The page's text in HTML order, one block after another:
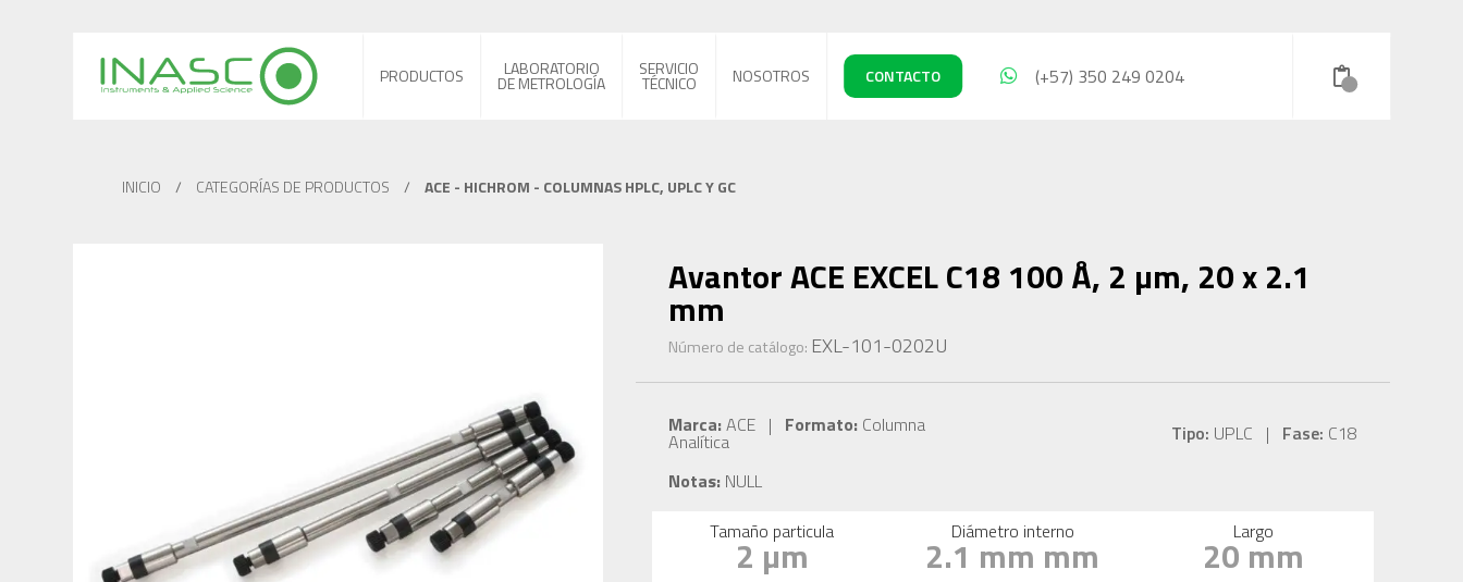
PRODUCTOS LABORATORIO
DE METROLOGÍA
SERVICIO
TÉCNICO NOSOTROS CONTACTO (+57) 350 249 0204
INICIO / CATEGORÍAS DE PRODUCTOS / ACE - HICHROM - COLUMNAS HPLC, UPLC Y GC
Avantor ACE EXCEL C18 100 Å, 2 µm, 20 x 2.1
mm
Número de catálogo: EXL-101-0202U
Marca:ACE | Formato:Columna
Analítica Tipo: UPLC | Fase: C18
Notas:NULL
Tamaño particula
2 µm Diámetro interno
2.1 mm mm Largo
20 mm